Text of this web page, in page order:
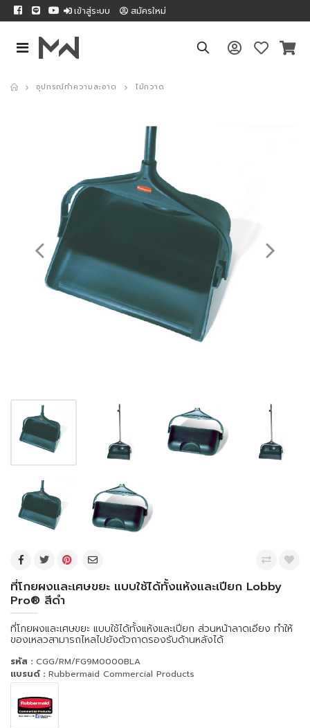
เข้าสู่ระบบ สมัครใหม่
อุปกรณ์ทำความสะอาด ไม้กวาด
ที่โกยผงและเศษขยะ แบบใช้ได้ทั้งแห้งและเปียก Lobby
Pro® สีดำ
ที่โกยผงและเศษขยะ แบบใช้ได้ทั้งแห้งและเปียก ส่วนหน้าลาดเอียง ทำให้
ของเหลวสามารถไหลไปยังตัวถาดรองรับด้านหลังได้
รหัส : CGG/RM/FG9M0000BLA
แบรนด์ : Rubbermaid Commercial Products